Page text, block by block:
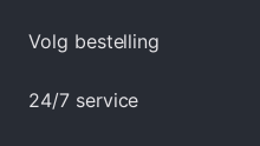
Volg bestelling
24/7 service